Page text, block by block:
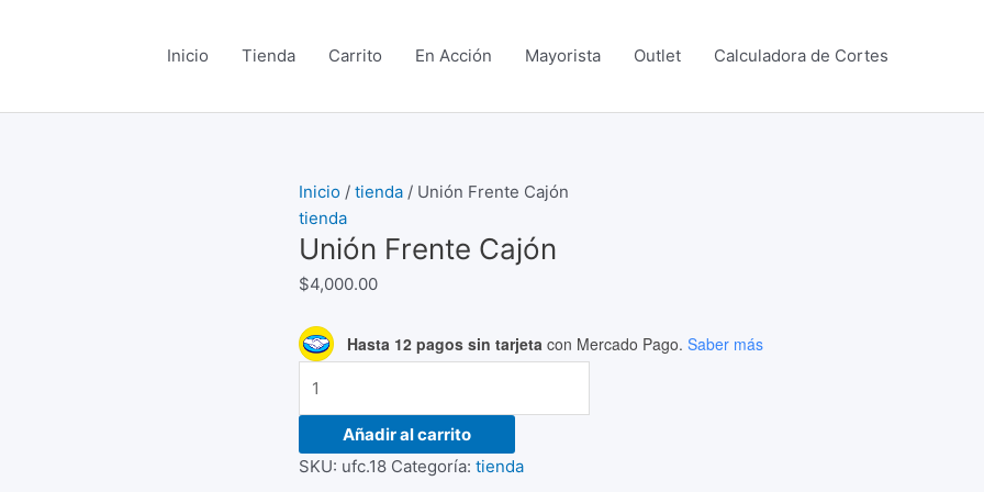
Inicio Tienda Carrito En Acción Mayorista Outlet Calculadora de Cortes
Inicio / tienda / Unión Frente Cajón
tienda
Unión Frente Cajón
$4,000.00
Hasta 12 pagos sin tarjeta con Mercado Pago. Saber más
Unión
Frente
Cajón
Añadir al carrito
SKU: ufc.18 Categoría: tienda